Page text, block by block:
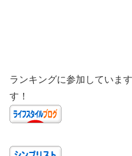
ランキングに参加していま
す！